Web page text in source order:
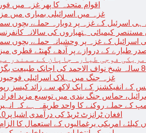
اقوام متحدہ کا پھر غزہ میں
غزہ میں اسرائیلی بمباری میں مزید 131 فلسطینی
کے غزہ پر دوبارہ حملے، بچوں سمیت 37 فلسطینی
کیمیائی ہتھیاروں کی سالانہ
کے غزہ پر وحشیانہ حملے، بچوں سمیت 32 فلسطینی
طیارے کے دروازے پر آدھے گھنٹے قطری
فوجی طیارہ جاپان کے سمندر
غزہ جنگ میں ہلاک اسرائیلی فوجیوں کی
کے انفیکشنز کے ایک لاکھ سے زائد کیسز
حماس جنگ بندی میں توسیع مزید
افغان ٹرانزٹ ٹریڈ کی درآمدی اشیا پر10 فیصد فیس کی چھوٹ
کیلئے امریکی یرغمالیوں کے استعمال کا